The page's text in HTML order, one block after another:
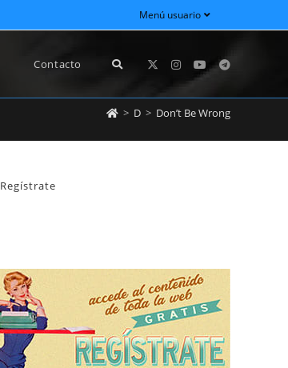
Menú usuario
Contacto
> D > Don’t Be Wrong
Regístrate
puedes dar de baja tu suscripción a la
newsletter sin dejar de estar registrado.
REGÍSTRATE